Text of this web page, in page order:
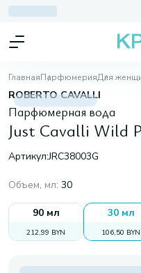
ГлавнаяПарфюмерияДля
ROBERTO CAVALLI
Парфюмерная вода
Just Cavalli Wild
Артикул:JRC38003G
Объем, мл: 30
90 мл
212,99 BYN
30 мл
106,50 BYN